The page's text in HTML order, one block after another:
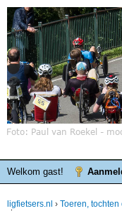
Welkom gast!
ligfietsers.nl › Toeren,